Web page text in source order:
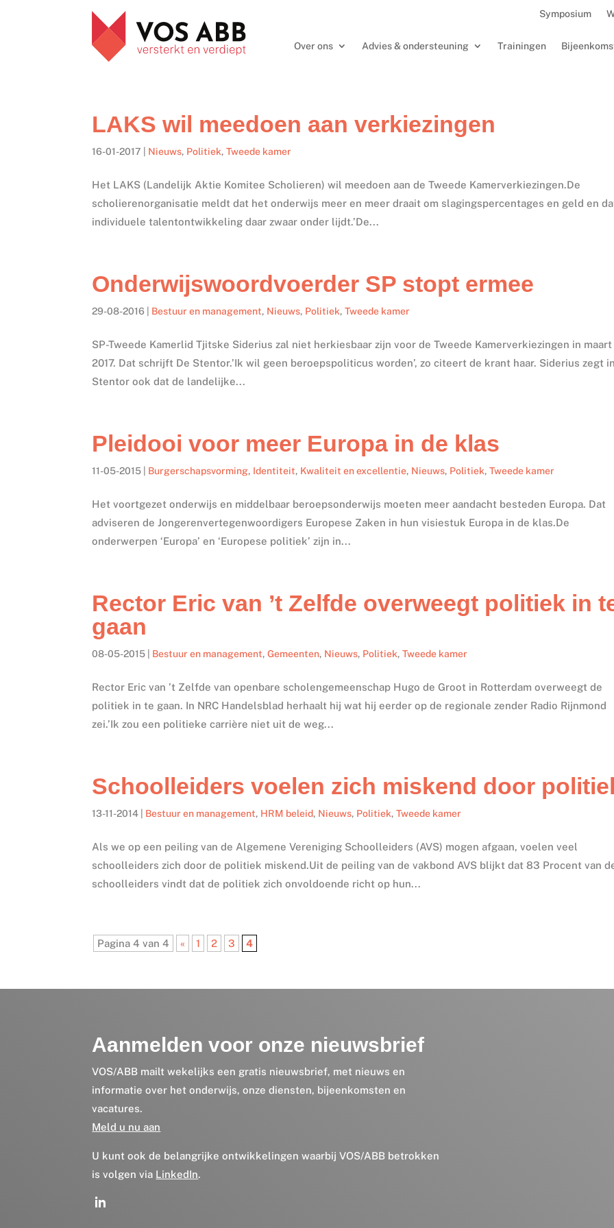
Symposium
Over ons Advies & ondersteuning Trainingen
LAKS wil meedoen aan verkiezingen
16-01-2017 Nieuws, Politiek,Tweede kamer
Het LAKS (Landelijk Aktie Komitee Scholieren) wil meedoen aan de Tweede Kamerverkiezingen.De
scholierenorganisatie meldt dat het onderwijs meer en meer draait om slagingspercentages en geld en
individuele talentontwikkeling daar zwaar onder lijdt.’De...
Onderwijswoordvoerder SP stopt ermee
29-08-2016 Bestuur en management, Nieuws, Politiek,Tweede kamer
SP-Tweede Kamerlid Tjitske Siderius zal niet herkiesbaar zijn voor de Tweede Kamerverkiezingen in maart
2017. Dat schrijft De Stentor.’Ik wil geen beroepspoliticus worden’, zo citeert de krant haar. Siderius zegt
Stentor ook dat de landelijke...
Pleidooi voor meer Europa in de klas
11-05-2015 Burgerschapsvorming, Identiteit, Kwaliteit en excellentie, Nieuws, Politiek,Tweede kamer
Het voortgezet onderwijs en middelbaar beroepsonderwijs moeten meer aandacht besteden Europa. Dat
adviseren de Jongerenvertegenwoordigers Europese Zaken in hun visiestuk Europa in de klas.De
onderwerpen ‘Europa’ en ‘Europese politiek’ zijn in...
Rector Eric van ’t Zelfde overweegt politiek in
gaan
08-05-2015 Bestuur en management,Gemeenten, Nieuws, Politiek,Tweede kamer
Rector Eric van ’t Zelfde van openbare scholengemeenschap Hugo de Groot in Rotterdam overweegt de
politiek in te gaan. In NRC Handelsblad herhaalt hij wat hij eerder op de regionale zender Radio Rijnmond
zei.’Ik zou een politieke carrière niet uit de weg...
Schoolleiders voelen zich miskend door
13-11-2014 Bestuur en management, HRM beleid, Nieuws, Politiek,Tweede kamer
Als we op een peiling van de Algemene Vereniging Schoolleiders (AVS) mogen afgaan, voelen veel
schoolleiders zich door de politiek miskend.Uit de peiling van de vakbond AVS blijkt dat 83 Procent van
schoolleiders vindt dat de politiek zich onvoldoende richt op hun...
Pagina 4 van 4 « 1 2 3 4
Aanmelden voor onze nieuwsbrief
VOS/ABB mailt wekelijks een gratis nieuwsbrief, met nieuws en
informatie over het onderwijs, onze diensten, bijeenkomsten en
vacatures.
Meld u nu aan
U kunt ook de belangrijke ontwikkelingen waarbij VOS/ABB betrokken
is volgen via LinkedIn.